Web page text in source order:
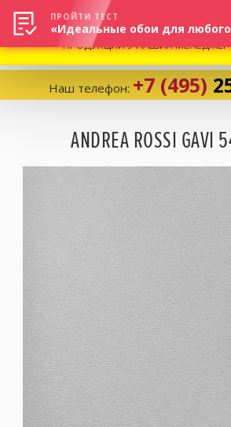
Корзина:0
Избранное: 0
Каталог
Компания
Личный кабинет
Москва (сменить город)
Наш телефон: +7 (495)
ANDREA ROSSI GAVI
ВНИМАНИЕ! В СВЯЗИ С СИТУАЦИЕЙ НА
УТОЧНЯТЬ АКТУАЛЬНУЮ СТОИМОСТЬ И
ПРОДУКЦИИ У НАШИХ
ПРОЙТИ ТЕСТ